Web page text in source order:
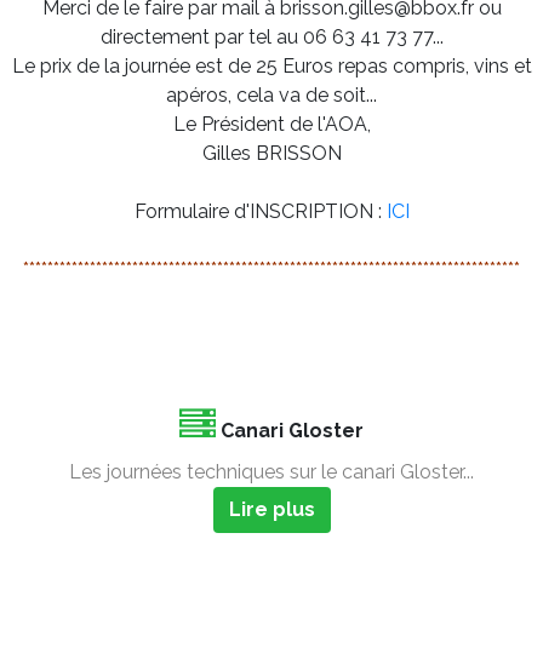
Merci de le faire par mail à brisson.gilles@bbox.fr ou
directement par tel au 06 63 41 73 77...
Le prix de la journée est de 25 Euros repas compris, vins et
apéros, cela va de soit...
Le Président de l'AOA,
Gilles BRISSON
Formulaire d'INSCRIPTION : ICI
**********************************************************************************
Canari Gloster
Les journées techniques sur le canari Gloster...
Lire plus